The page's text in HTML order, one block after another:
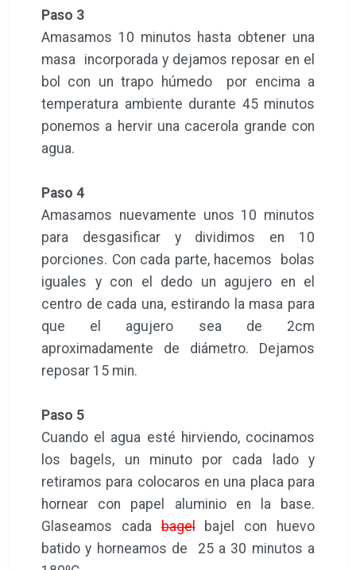
Paso 3
Amasamos 10 minutos hasta obtener una
masa incorporada y dejamos reposar en el
bol con un trapo húmedo por encima a
temperatura ambiente durante 45 minutos
ponemos a hervir una cacerola grande con
agua.
Paso 4
Amasamos nuevamente unos 10 minutos
para desgasificar y dividimos en 10
porciones. Con cada parte, hacemos bolas
iguales y con el dedo un agujero en el
centro de cada una, estirando la masa para
que el agujero sea de 2cm
aproximadamente de diámetro. Dejamos
reposar 15 min.
Paso 5
Cuando el agua esté hirviendo, cocinamos
los bagels, un minuto por cada lado y
retiramos para colocaros en una placa para
hornear con papel aluminio en la base.
Glaseamos cadabagelbajel
con huevo
batido y horneamos de 25 a 30 minutos a